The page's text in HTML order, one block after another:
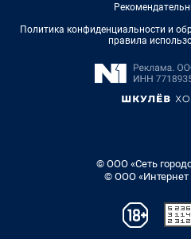
Политика конфиденциальности и
правила
© ООО «Сеть
© ООО «Интернет